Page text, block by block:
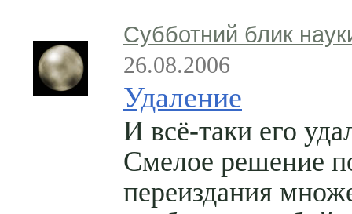
Субботний блик
26.08.2006
Удаление
И всё-таки его
Смелое решение
переиздания